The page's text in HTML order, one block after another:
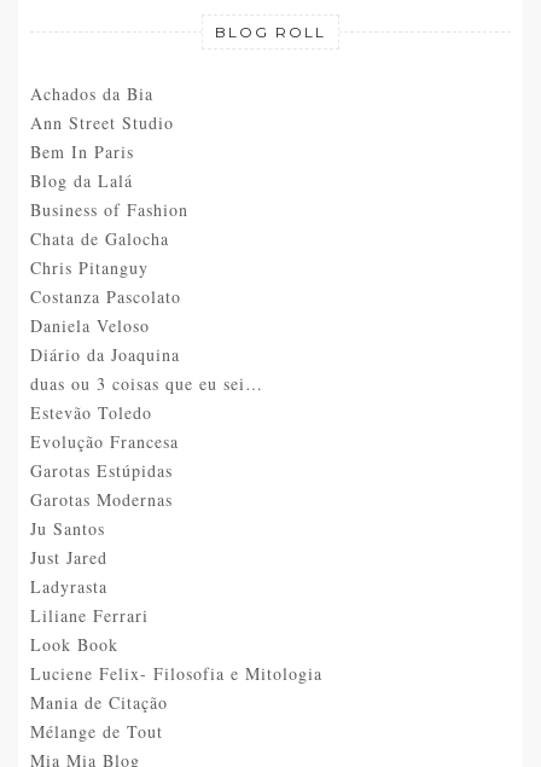
BLOG ROLL
Achados da Bia
Ann Street Studio
Bem In Paris
Blog da Lalá
Business of Fashion
Chata de Galocha
Chris Pitanguy
Costanza Pascolato
Daniela Veloso
Diário da Joaquina
duas ou 3 coisas que eu sei…
Estevão Toledo
Evolução Francesa
Garotas Estúpidas
Garotas Modernas
Ju Santos
Just Jared
Ladyrasta
Liliane Ferrari
Look Book
Luciene Felix- Filosofia e Mitologia
Mania de Citação
Mélange de Tout
Mia Mia Blog